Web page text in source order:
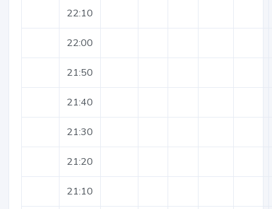
22:10
22:00
21:50
21:40
21:30
21:20
21:10